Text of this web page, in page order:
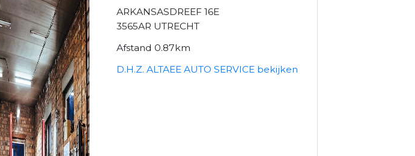
ARKANSASDREEF 16E
3565AR UTRECHT
Afstand 0.87km
D.H.Z. ALTAEE AUTO SERVICE bekijken